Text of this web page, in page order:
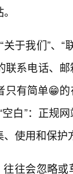
关于我们”、
系电话、
有简单😁
空白”：正规
使用和保护
往往会忽略